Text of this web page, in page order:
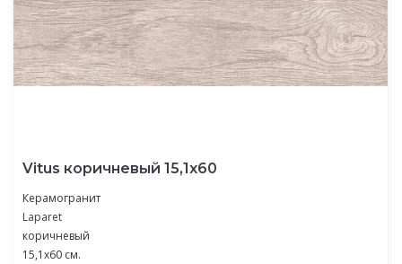
Vitus коричневый 15,1х60
Керамогранит
Laparet
коричневый
15,1x60 см.